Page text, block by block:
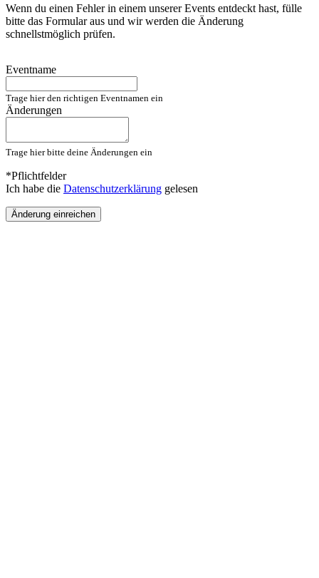
Wenn du einen Fehler in einem unserer Events entdeckt hast, fülle
bitte das Formular aus und wir werden die Änderung
schnellstmöglich prüfen.
Eventname
Trage hier den richtigen Eventnamen ein
Änderungen
Trage hier bitte deine Änderungen ein
*Pflichtfelder
Ich habe die Datenschutzerklärung gelesen
Änderung einreichen